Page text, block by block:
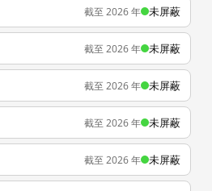
截至 2026 年 未屏蔽
截至 2026 年 未屏蔽
截至 2026 年 未屏蔽
截至 2026 年 未屏蔽
截至 2026 年 未屏蔽